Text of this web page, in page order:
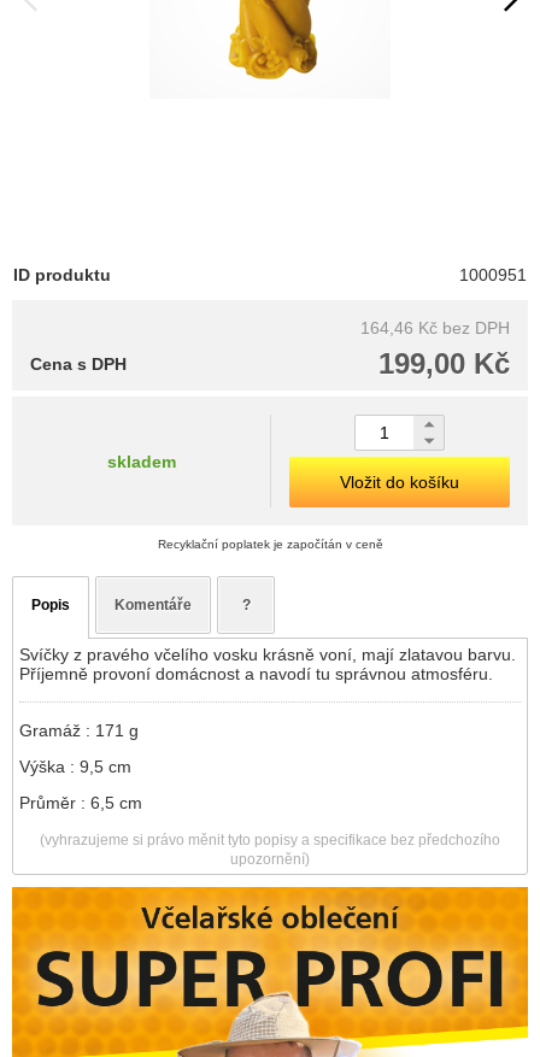
ID produktu 1000951
164,46 Kč bez DPH
199,00 Kč
Cena s DPH
skladem
Vložit do košíku
Recyklační poplatek je započítán v ceně
Popis Komentáře ?
Svíčky z pravého včelího vosku krásně voní, mají zlatavou barvu.
Příjemně provoní domácnost a navodí tu správnou atmosféru.
Gramáž : 171 g
Výška : 9,5 cm
Průměr : 6,5 cm
(vyhrazujeme si právo měnit tyto popisy a specifikace bez předchozího
upozornění)